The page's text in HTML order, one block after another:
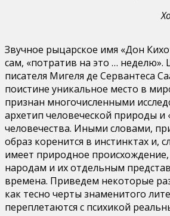
Звучное рыцарское имя «Дон
сам, «потратив на это … неделю».
писателя Мигеля де Сервантеса
поистине уникальное место в
признан многочисленными
архетип человеческой природы и
человечества. Иными словами,
образ коренится в инстинктах и,
имеет природное
народам и их отдельным
времена. Приведем некоторые
как тесно черты знаменитого
переплетаются с психикой